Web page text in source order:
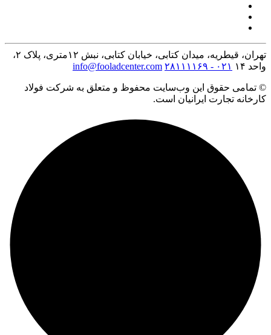
تهران، قیطریه، میدان کتابی، خیابان کتابی، نبش ۱۲متری، پلاک ۲،
واحد ۱۴
۰۲۱ - ۲۸۱۱۱۱۶۹ info@fooladcenter.com
© تمامی حقوق این وب‌سایت محفوظ و متعلق به شرکت فولاد
کارخانه تجارت ایرانیان است.